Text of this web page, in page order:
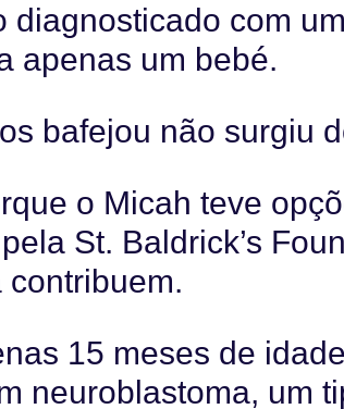
diagnosticado com
apenas um bebé.
bafejou não surgiu
o Micah teve
St. Baldrick’s
15 meses de
neuroblastoma, um